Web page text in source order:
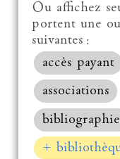
Ou affichez
portent une
suivantes :
accès payant
associations
+